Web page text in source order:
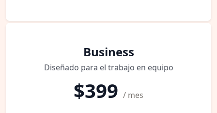
Business
Diseñado para el trabajo en equipo
$399 / mes